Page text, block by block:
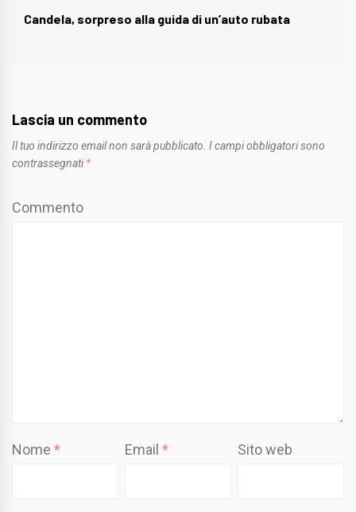
Next
Candela, sorpreso alla guida di un’auto rubata
Lascia un commento
Il tuo indirizzo email non sarà pubblicato. I campi obbligatori sono
contrassegnati *
Commento
Nome * Email* Sito web